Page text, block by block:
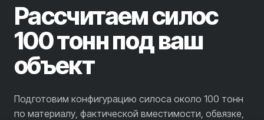
Рассчитаем силос
100 тонн под ваш
объект
Подготовим конфигурацию силоса около 100 тонн
по материалу, фактической вместимости, обвязке,